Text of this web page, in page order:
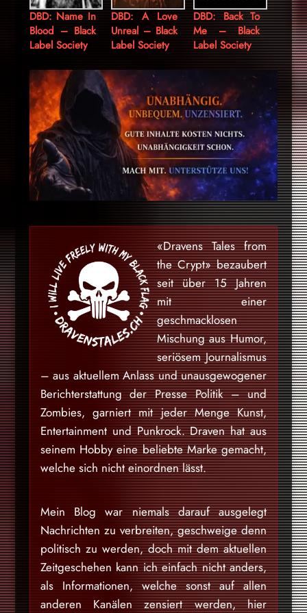
DBD: Name In
Blood – Black
Label Society
DBD: A Love
Unreal – Black
Label Society
DBD: Back To
Me – Black
Label Society
«Dravens Tales from
the Crypt» bezaubert
seit über 15 Jahren
mit einer
geschmacklosen
Mischung aus Humor,
seriösem Journalismus
– aus aktuellem Anlass und unausgewogener
Berichterstattung der Presse Politik – und
Zombies, garniert mit jeder Menge Kunst,
Entertainment und Punkrock. Draven hat aus
seinem Hobby eine beliebte Marke gemacht,
welche sich nicht einordnen lässt.
Mein Blog war niemals darauf ausgelegt
Nachrichten zu verbreiten, geschweige denn
politisch zu werden, doch mit dem aktuellen
Zeitgeschehen kann ich einfach nicht anders,
als Informationen, welche sonst auf allen
anderen Kanälen zensiert werden, hier